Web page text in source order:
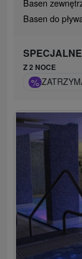
Basen
Basen do
Z 2 NOCE
%